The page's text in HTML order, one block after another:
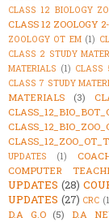
CLASS 12 BIOLOGY
CLASS 12 ZOOLOGY
ZOOLOGY OT EM (1)
CLASS 2 STUDY
MATERIALS (1) CLASS
CLASS 7 STUDY
MATERIALS
(3)
UPDATES
(1)
COMPUTER
UPDATES (28)
UPDATES (27) CRC
D.A G.O (5) D.A